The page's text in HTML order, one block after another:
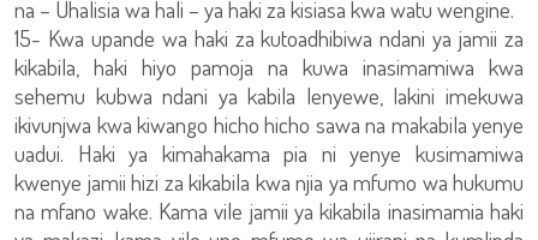
na – Uhalisia wa hali – ya haki za kisiasa kwa watu wengine.
15- Kwa upande wa haki za kutoadhibiwa ndani ya jamii za
kikabila, haki hiyo pamoja na kuwa inasimamiwa kwa
sehemu kubwa ndani ya kabila lenyewe, lakini imekuwa
ikivunjwa kwa kiwango hicho hicho sawa na makabila yenye
uadui. Haki ya kimahakama pia ni yenye kusimamiwa
kwenye jamii hizi za kikabila kwa njia ya mfumo wa hukumu
na mfano wake. Kama vile jamii ya kikabila inasimamia haki